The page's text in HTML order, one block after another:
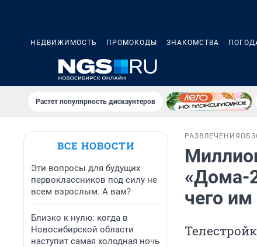
НЕДВИЖИМОСТЬ ПРОМОКОДЫ ЗНАКОМСТВА
Растет популярность дискаунтеров
ВСЕ НОВОСТИ
Эти вопросы для будущих
первоклассников под силу не
всем взрослым. А вам?
Близко к нулю: когда в
Новосибирской области
наступит самая холодная ночь
РАЗВЛЕЧЕНИЯ
«Дома-
чего им